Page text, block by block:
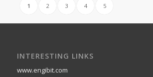
1 2 3 4 5
INTERESTING LINKS
www.engibit.com